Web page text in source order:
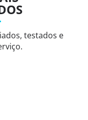
testados e